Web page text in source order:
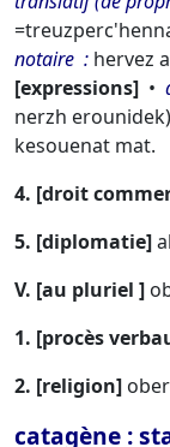
=
notaire
hervez
expressions
nerzh erounidek)
kesouenat mat.
4. droit
5. diplomatie
V. au pluriel
1. procès
2. religion
catagène :